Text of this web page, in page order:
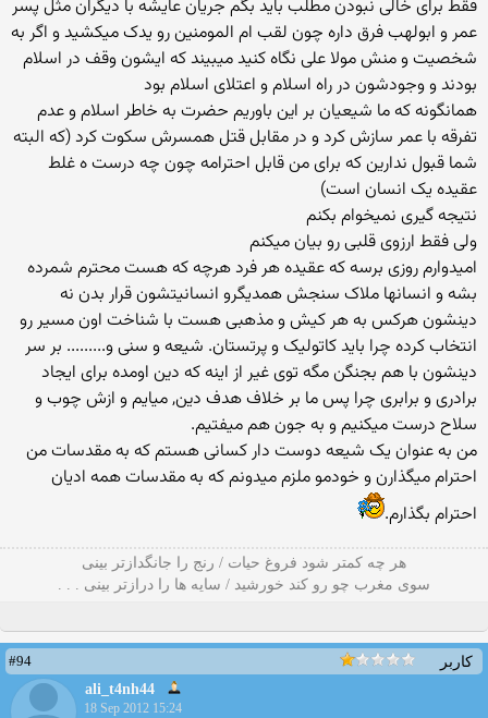
فقط برای خالی نبودن مطلب باید بگم جریان عایشه با دیگران مثل پسر
عمر و ابولهب فرق داره چون لقب ام المومنین رو یدک میکشید و اگر به
شخصیت و منش مولا علی نگاه کنید میبیند که ایشون وقف در اسلام
بودند و وجودشون در راه اسلام و اعتلای اسلام بود
همانگونه که ما شیعیان بر این باوریم حضرت به خاطر اسلام و عدم
تفرقه با عمر سازش کرد و در مقابل قتل همسرش سکوت کرد (که البته
شما قبول ندارین که برای من قابل احترامه چون چه درست ه غلط
عقیده یک انسان است)
نتیجه گیری نمیخوام بکنم
ولی فقط ارزوی قلبی رو بیان میکنم
امیدوارم روزی برسه که عقیده هر فرد هرچه که هست محترم شمرده
بشه و انسانها ملاک سنجش همدیگرو انسانیتشون قرار بدن نه
دینشون هرکس به هر کیش و مذهبی هست با شناخت اون مسیر رو
انتخاب کرده چرا باید کاتولیک و پرتستان. شیعه و سنی و......... بر سر
دینشون با هم بجنگن مگه توی غیر از اینه که دین اومده برای ایجاد
برادری و برابری چرا پس ما بر خلاف هدف دین, میایم و ازش چوب و
سلاح درست میکنیم و به جون هم میفتیم.
من به عنوان یک شیعه دوست دار کسانی هستم که به مقدسات من
احترام میگذارن و خودمو ملزم میدونم که به مقدسات همه ادیان
احترام بگذارم.
هر چه کمتر شود فروغ حیات / رنج را جانگدازتر بینی
سوی مغرب چو رو کند خورشید / سایه ها را درازتر بینی . . .
کاربر
#94
ali_t4nh44
18 Sep 2012 15:24